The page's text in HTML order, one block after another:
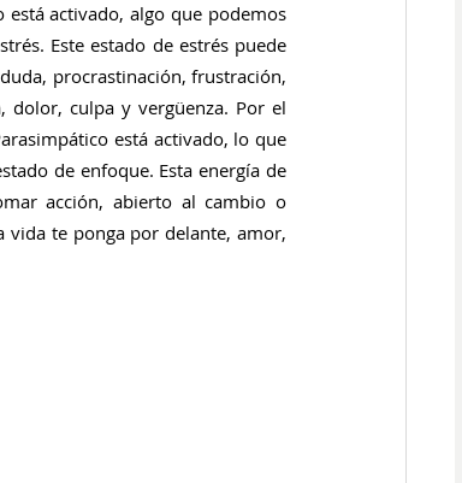
activado, algo que podemos
Este estado de estrés puede
procrastinación, frustración,
dolor, culpa y vergüenza. Por el
está activado, lo que
de enfoque. Esta energía de
acción, abierto al cambio o
vida te ponga por delante, amor,